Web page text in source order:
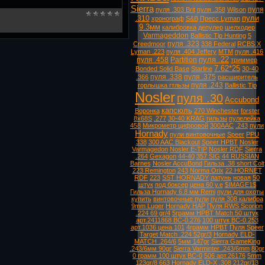
Sierra пуля .303 Brit пуля .358 Wilson пуля
.310 хронограф S&B Пресс Lyman пули
9.3мм калибровка депулер шелходер
Varmageddon Ballistic Tip Hunting 5
Creedmoor пуля .323 338 Federal RCBS X
Lyman .223 пуля .404 Jeffery MTM пуля .416
пуля .458 Partition пуля .22 триммер
Bonded Solid Base Starline 7.62*25 30-40
.366 пуля .338 пуля .375 расширитель
горлышка гтльзы пуля .243 Ballistic Tip
Noslerпуля .30 Accubond
Воронка капсюль 270 Winchester forster
8х68S .277 30-40 KRAG гильзы пулелейка
458 Микрометр цифровой 300AAC .243 пули
Hornady пули винтовочные Speer PPU
338 300 AAC Blackout Speer HPBT Nosler
Varmagedon Nosler E-TIP Nosler RDF Sierra
.264 Gexagon 44-40 357 SIG 44 RUSSIAN
Barnes Nosler AccuBond Гильза .38 short Colt
223 Remington 243 Norma Orix 22 HORNET
RDF 223 SST HORNADY латунь новая 50
штук под боксер цена 60 у.е $IMAGE1$
Гильза Hornady 6.8 мм Remi пули для охоты
купить винтовочные пули пуля 308 калибра
9mm Luger Hornady HAP Пуля RWS Scorion
.224 69 gr/4 5грамм HPBT Match 50 штук
арт.2411868 ВС-0.276 100 штук ВС-0.253
арт.1036 цена 101 4грамм HPBT Пуля Speer
Target Match .224 52gr/3 Hornady ELD-
MATCH .264/6 5мм 147gr Sierra GameKing
.243/6мм 90gr Sierra Varminter .243/6mm 80gr
0 грамм 100 штук ВС-0 506 арт.26176 5mm
123gr/8 663 Hornady ELD-X .308 212gr/13